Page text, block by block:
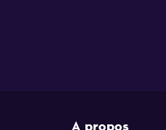
A propos